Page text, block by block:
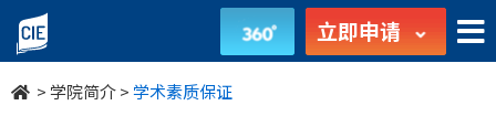
学
术
立即申请
>学院简介>学术素质保证